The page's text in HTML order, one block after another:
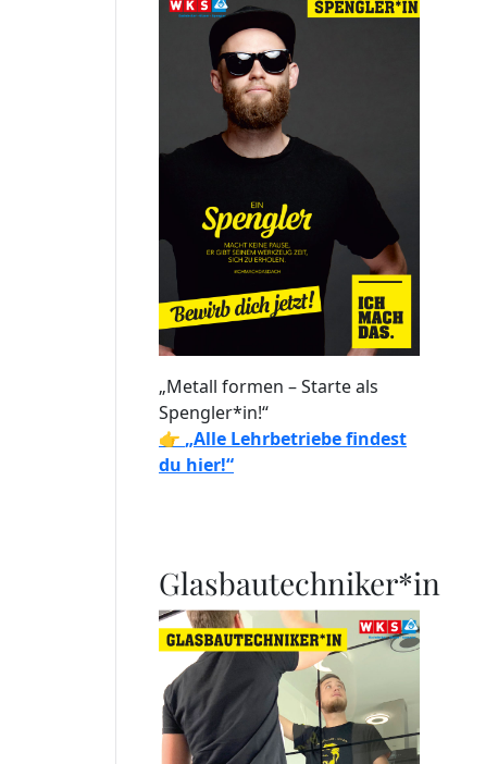
„Metall formen – Starte als
Spengler*in!“
👉 „Alle Lehrbetriebe findest
du hier!“
Glasbautechniker*in